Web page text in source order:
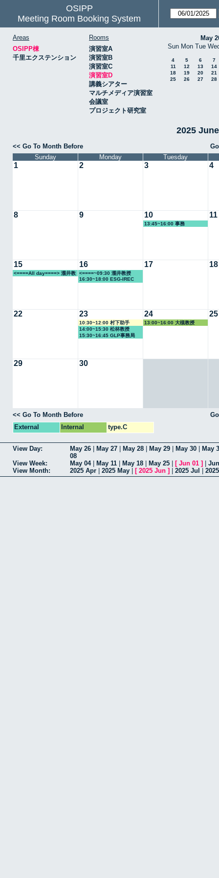
OSIPP
Meeting Room Booking System
Areas
OSIPP棟
千里エクステンション
Rooms
演習室A
演習室B
演習室C
演習室D
講義シアター
マルチメディア演習室
会議室
プロジェクト研究室
May
Sun Mon Tue
4 5 6
7
11
12 13
14
18
19 20
21
25
26 27 28
2025
<< Go To Month Before
Sunday
Monday Tuesday
1 2 3 4
8 9 10
13:45~16:00 事務
11
15
<====All day====> 瀧井教
16
<====~09:30 瀧井教授
16:30~18:00 ESG-IREC
17 18
22 23
10:30~12:00 村下助手
14:00~15:30 松林教授
15:30~16:45 GLP事務局
24
13:00~16:00 大槻教授
25
29 30
<< Go To Month Before
External
Internal type.C
View Day: May 26 May 27 May 28 May 29 May 30
May
08
View Week:
May 04| May 11 May 18 May 25 [ Jun 01 ]
View Month:
2025 Apr 2025 May [ 2025 Jun ] 2025 Jul